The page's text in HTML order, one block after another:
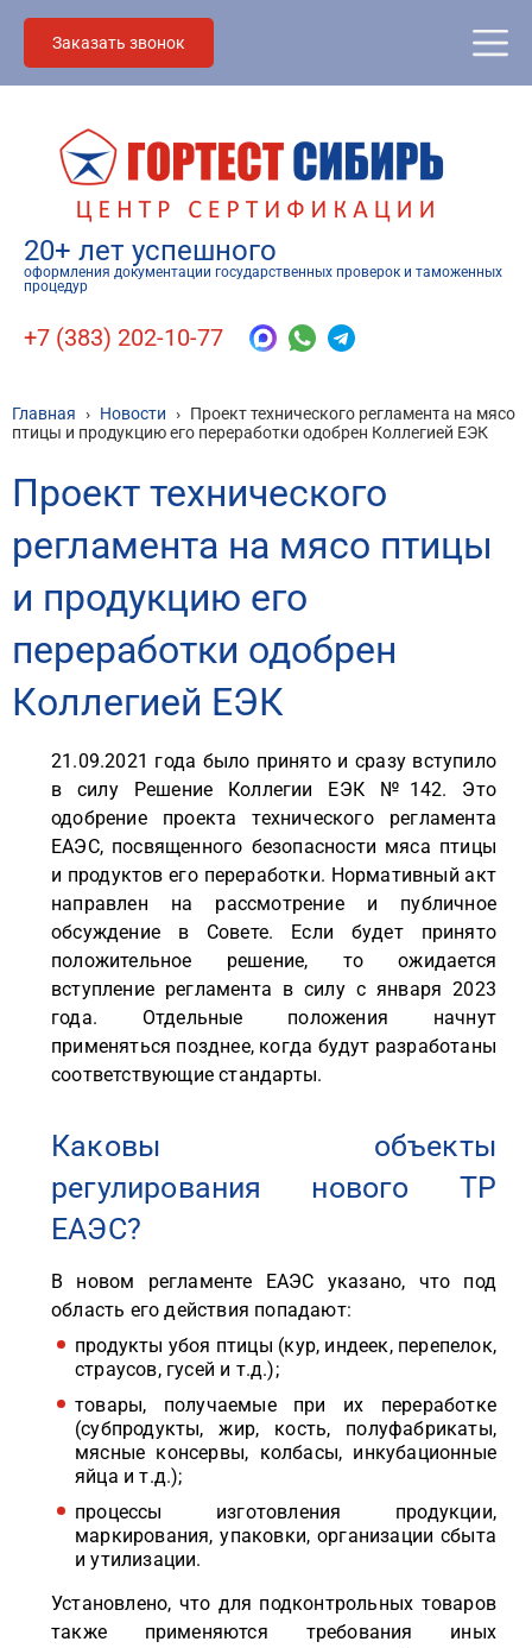
Заказать звонок
20+ лет успешного
оформления документации государственных проверок и таможенных
процедур
+7 (383) 202-10-77
Главная › Новости › Проект технического регламента на мясо
птицы и продукцию его переработки одобрен Коллегией ЕЭК
Проект технического
регламента на мясо птицы
и продукцию его
переработки одобрен
Коллегией ЕЭК
21.09.2021 года было принято и сразу вступило
в силу Решение Коллегии ЕЭК №142. Это
одобрение проекта технического регламента
ЕАЭС, посвященного безопасности мяса птицы
и продуктов его переработки. Нормативный акт
направлен на рассмотрение и публичное
обсуждение в Совете. Если будет принято
положительное решение, то ожидается
вступление регламента в силу с января 2023
года. Отдельные положения начнут
применяться позднее, когда будут разработаны
соответствующие стандарты.
Каковы объекты
регулирования нового ТР
ЕАЭС?
В новом регламенте ЕАЭС указано, что под
область его действия попадают:
продукты убоя птицы (кур, индеек, перепелок,
страусов, гусей и т.д.);
товары, получаемые при их переработке
(субпродукты, жир, кость, полуфабрикаты,
мясные консервы, колбасы, инкубационные
яйца и т.д.);
процессы изготовления продукции,
маркирования, упаковки, организации сбыта
и утилизации.
Установлено, что для подконтрольных товаров
также применяются требования иных